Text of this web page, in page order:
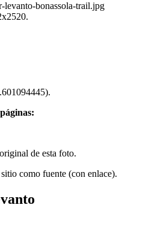
levanto-bonassola-trail.jpg
de esta foto.
como fuente (con enlace).